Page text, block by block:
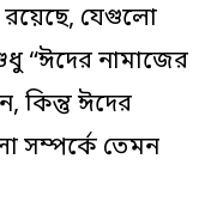
যেগুলো
“ঈদের নামাজের
কিন্তু ঈদের
সম্পর্কে তেমন